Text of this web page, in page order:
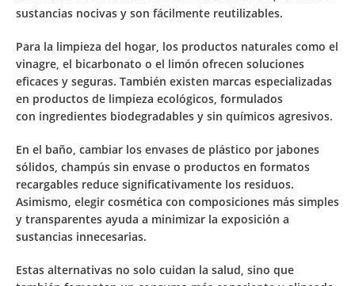
sustancias nocivas y son fácilmente reutilizables.
Para la limpieza del hogar, los productos naturales como el
vinagre, el bicarbonato o el limón ofrecen soluciones
eficaces y seguras. También existen marcas especializadas
en productos de limpieza ecológicos, formulados
con ingredientes biodegradables y sin químicos agresivos.
En el baño, cambiar los envases de plástico por jabones
sólidos, champús sin envase o productos en formatos
recargables reduce significativamente los residuos.
Asimismo, elegir cosmética con composiciones más simples
y transparentes ayuda a minimizar la exposición a
sustancias innecesarias.
Estas alternativas no solo cuidan la salud, sino que